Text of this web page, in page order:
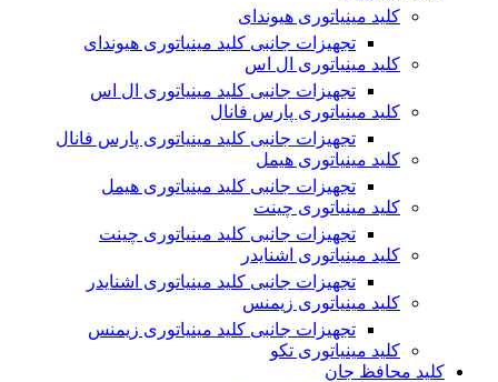
کلید مینیاتوری هیوندای
تجهیزات جانبی کلید مینیاتوری هیوندای
کلید مینیاتوری ال اس
تجهیزات جانبی کلید مینیاتوری ال اس
کلید مینیاتوری پارس فانال
تجهیزات جانبی کلید مینیاتوری پارس فانال
کلید مینیاتوری هیمل
تجهیزات جانبی کلید مینیاتوری هیمل
کلید مینیاتوری چینت
تجهیزات جانبی کلید مینیاتوری چینت
کلید مینیاتوری اشنایدر
تجهیزات جانبی کلید مینیاتوری اشنایدر
کلید مینیاتوری زیمنس
تجهیزات جانبی کلید مینیاتوری زیمنس
کلید مینیاتوری تکو
کلید محافظ جان